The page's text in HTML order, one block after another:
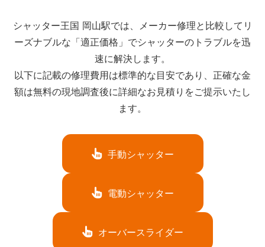
シャッター王国 岡山駅では、メーカー修理と比較してリ
ーズナブルな「適正価格」でシャッターのトラブルを迅
速に解決します。
以下に記載の修理費用は標準的な目安であり、正確な金
額は無料の現地調査後に詳細なお見積りをご提示いたし
ます。
手動シャッター
電動シャッター
オーバースライダー